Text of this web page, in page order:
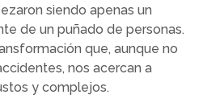
siendo apenas un
de un puñado de personas.
que, aunque no
nos acercan a
y complejos.